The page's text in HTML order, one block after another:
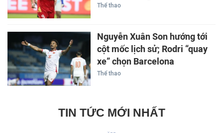
Thể thao
Nguyễn Xuân Son hướng tới
cột mốc lịch sử; Rodri “quay
xe” chọn Barcelona
Thể thao
TIN TỨC MỚI NHẤT